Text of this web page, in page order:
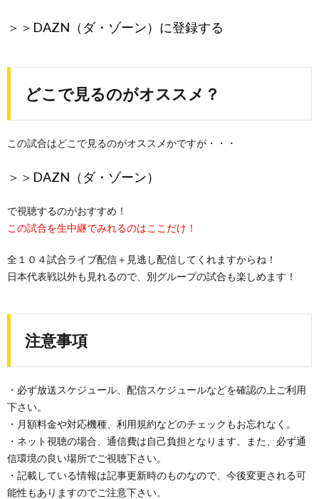
＞＞ DAZN（ダ・ゾーン）に登録する
どこで見るのがオススメ？
この試合はどこで見るのがオススメかですが・・・
＞＞ DAZN（ダ・ゾーン）
で視聴するのがおすすめ！
この試合を生中継でみれるのはここだけ！
全１０４試合ライブ配信＋見逃し配信してくれますからね！
日本代表戦以外も見れるので、別グループの試合も楽しめます！
注意事項
・必ず放送スケジュール、配信スケジュールなどを確認の上ご利用
下さい。
・月額料金や対応機種、利用規約などのチェックもお忘れなく。
・ネット視聴の場合、通信費は自己負担となります。また、必ず通
信環境の良い場所でご視聴下さい。
・記載している情報は記事更新時のものなので、今後変更される可
能性もありますのでご注意下さい。